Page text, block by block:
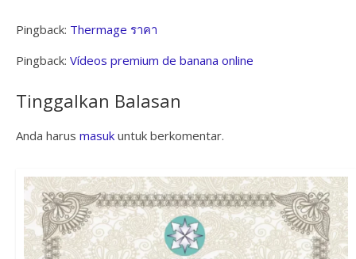
Pingback: Thermage ราคา
Pingback: Vídeos premium de banana online
Tinggalkan Balasan
Anda harus masukuntuk berkomentar.